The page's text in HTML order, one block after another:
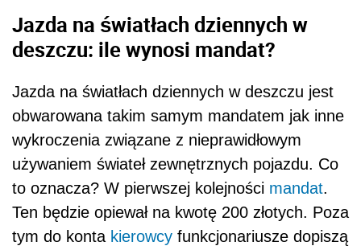
Jazda na światłach dziennych w
deszczu: ile wynosi mandat?
Jazda na światłach dziennych w deszczu jest
obwarowana takim samym mandatem jak inne
wykroczenia związane z nieprawidłowym
używaniem świateł zewnętrznych pojazdu. Co
to oznacza? W pierwszej kolejności mandat.
Ten będzie opiewał na kwotę 200 złotych. Poza
tym do konta kierowcy funkcjonariusze dopiszą